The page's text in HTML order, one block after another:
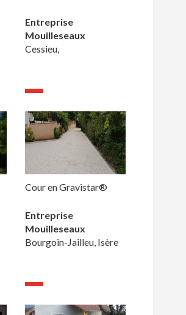
Entreprise
Mouilleseaux
Cessieu,
Cour en Gravistar®
Entreprise
Mouilleseaux
Bourgoin-Jailleu, Isère